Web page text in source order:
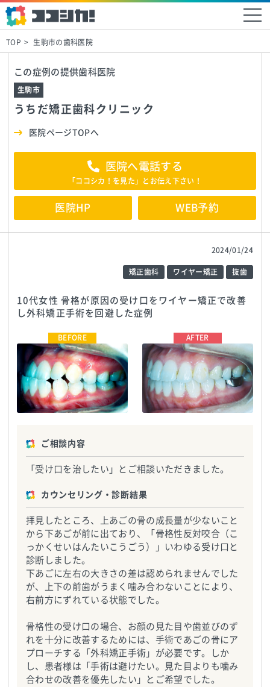
TOP 生駒市の歯科医院
この症例の提供歯科医院
うちだ矯正歯科クリニック
生駒市
医院ページTOPへ
医院へ電話する
「ココシカ！を見た」とお伝え下さい！
医院HP WEB予約
矯正歯科 ワイヤー矯正 抜歯
2024/01/24
10代女性 骨格が原因の受け口をワイヤー矯正で改善
し外科矯正手術を回避した症例
うちだ矯正歯科クリニック
TEL:0743721187 うちだ矯正歯科クリニック
TEL:0743721187
ご相談内容
「受け口を治したい」とご相談いただきました。
カウンセリング・診断結果
拝見したところ、上あごの骨の成長量が少ないこと
から下あごが前に出ており、「骨格性反対咬合（こ
っかくせいはんたいこうごう）」いわゆる受け口と
診断しました。
下あごに左右の大きさの差は認められませんでした
が、上下の前歯がうまく噛み合わないことにより、
右前方にずれている状態でした。
骨格性の受け口の場合、お顔の見た目や歯並びのず
れを十分に改善するためには、手術であごの骨にア
プローチする「外科矯正手術」が必要です。しか
し、患者様は「手術は避けたい。見た目よりも噛み
合わせの改善を優先したい」とご希望でした。